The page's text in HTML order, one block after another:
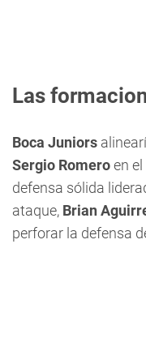
Las
Boca Juniors
Sergio Romeroen
defensa sólida
ataque, Brian
perforar la defensa